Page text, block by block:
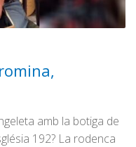
amb la botiga de
192? La rodenca